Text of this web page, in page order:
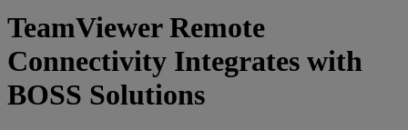
TeamViewer Remote
Connectivity Integrates with
BOSS Solutions